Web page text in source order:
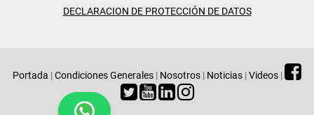
DECLARACION DE PROTECCIÓN DE DATOS
Portada |Condiciones Generales | Nosotros | Noticias |Videos |